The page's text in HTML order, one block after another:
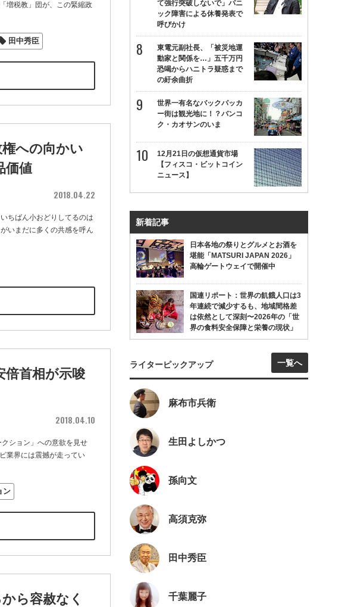
増税教」団が、この緊縮政
田中秀臣
への向かい
価値
2018.04.22
ちばん小おどりしてるのは
いまだに多くの共感を呼ん
倍首相が示唆
2018.04.10
ション」への意欲を見せ
業界には震撼が走ってい
ン
ら容赦なく
て強行突破しないで」パニ
ック障害による休養発表で
呼びかけ
東電元副社長、「被災地運
動家と関係を…」五千万円
恐喝からハニトラ疑惑まで
の紆余曲折
世界一有名なバックパッカ
ー街は観光地に！？バンコ
ク・カオサンのいま
12月21日の仮想通貨市場
【フィスコ・ビットコイン
ニュース】
新着記事
日本各地の祭りとグルメとお酒を
堪能「MATSURI JAPAN 2026」
高輪ゲートウェイで開催中
国連リポート：世界の飢餓人口は3
年連続で減少するも、地域間格差
は依然として深刻〜2026年の「世
界の食料安全保障と栄養の現状」
ライターピックアップ 一覧へ
麻布市兵衛
生田よしかつ
孫向文
高須克弥
田中秀臣
千葉麗子